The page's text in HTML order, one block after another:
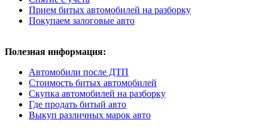
Прием битых автомобилей на разборку
Покупаем залоговые авто
Полезная информация:
Автомобили после ДТП
Стоимость битых автомобилей
Скупка автомобилей на разборку
Где продать битый авто
Выкуп различных марок авто